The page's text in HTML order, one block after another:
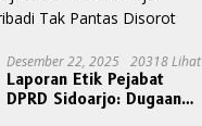
Desember 22, 2025 20318 Lihat
Laporan Etik Pejabat
DPRD Sidoarjo: Dugaan